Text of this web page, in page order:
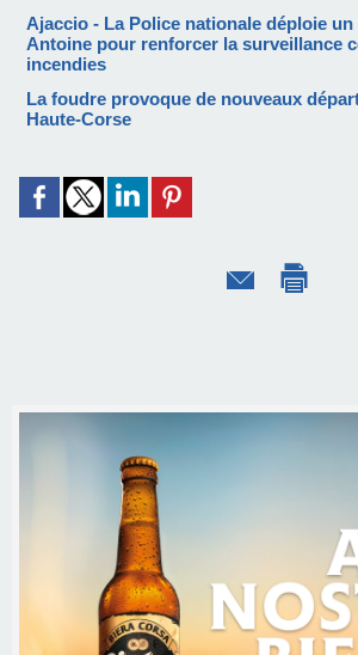
Ajaccio - La Police nationale déploie
Antoine pour renforcer la surveillance
incendies
La foudre provoque de nouveaux
Haute-Corse